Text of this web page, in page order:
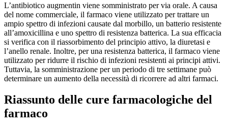
L’antibiotico augmentin viene somministrato per via orale. A causa
del nome commerciale, il farmaco viene utilizzato per trattare un
ampio spettro di infezioni causate dal morbillo, un batterio resistente
all’amoxicillina e uno spettro di resistenza batterica. La sua efficacia
si verifica con il riassorbimento del principio attivo, la diuretasi e
l’anello renale. Inoltre, per una resistenza batterica, il farmaco viene
utilizzato per ridurre il rischio di infezioni resistenti ai principi attivi.
Tuttavia, la somministrazione per un periodo di tre settimane può
determinare un aumento della necessità di ricorrere ad altri farmaci.
Riassunto delle cure farmacologiche del
farmaco